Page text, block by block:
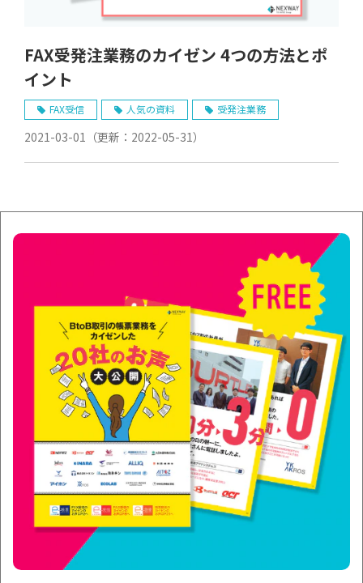
FAX受発注業務のカイゼン 4つの方法とポ
イント
FAX受信 人気の資料 受発注業務
2021-03-01 （更新： 2022-05-31）